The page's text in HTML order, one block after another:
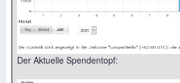
Der Aktuelle Spendentopf: